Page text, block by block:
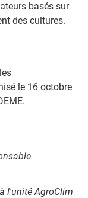
basés sur
des cultures.
le 16 octobre
l'unité AgroClim